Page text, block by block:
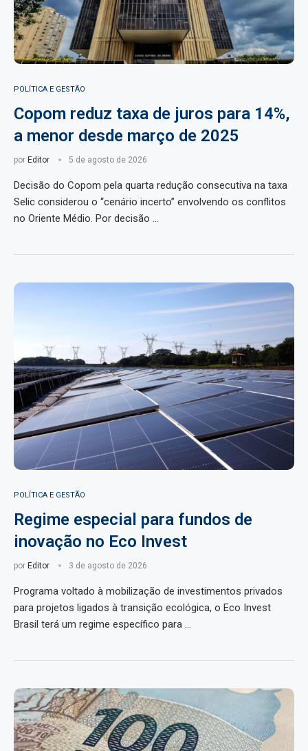
POLÍTICA E GESTÃO
Copom reduz taxa de juros para 14%,
a menor desde março de 2025
por Editor 5 de agosto de 2026
Decisão do Copom pela quarta redução consecutiva na taxa
Selic considerou o “cenário incerto” envolvendo os conflitos
no Oriente Médio. Por decisão …
POLÍTICA E GESTÃO
Regime especial para fundos de
inovação no Eco Invest
por Editor 3 de agosto de 2026
Programa voltado à mobilização de investimentos privados
para projetos ligados à transição ecológica, o Eco Invest
Brasil terá um regime específico para …